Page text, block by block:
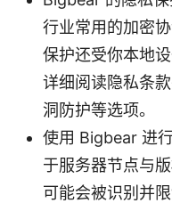
行业常用的加密
保护还受你本地
详细阅读隐私条
洞防护等选项。
使用 Bigbear 进
于服务器节点与
可能会被识别并